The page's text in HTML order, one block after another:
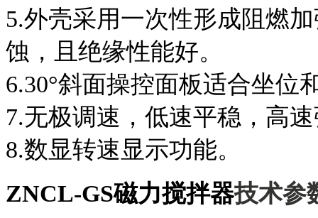
5.外壳采用一次性形成阻燃
蚀，且绝缘性能好。
6.30°斜面操控面板适合坐
7.无极调速，低速平稳，高
8.数显转速显示功能。
ZNCL-GS磁力搅拌器技术参